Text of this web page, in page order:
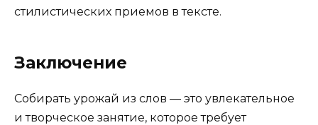
стилистических приемов в тексте.
Заключение
Собирать урожай из слов — это увлекательное
и творческое занятие, которое требует